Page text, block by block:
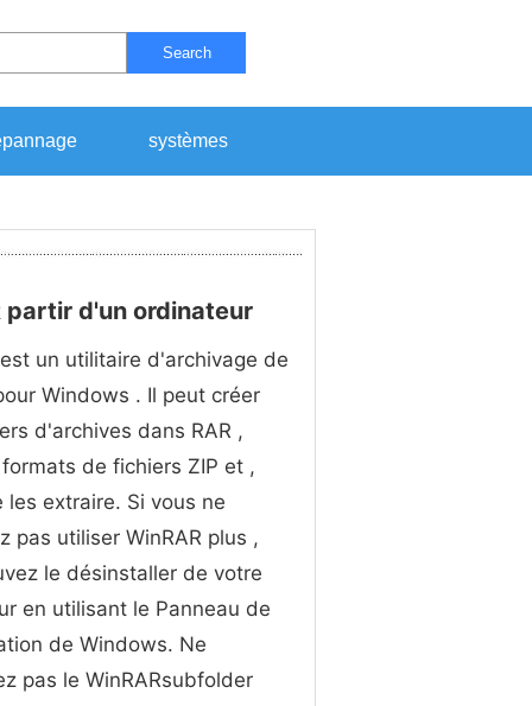
Search
systèmes
partir d'un ordinateur
est un utilitaire d'archivage de
Windows . Il peut créer
d'archives dans RAR ,
de fichiers ZIP et ,
les extraire. Si vous ne
pas utiliser WinRAR plus ,
le désinstaller de votre
en utilisant le Panneau de
de Windows. Ne
pas le WinRARsubfolder